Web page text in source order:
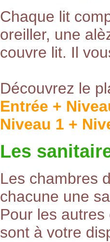
Chaque lit
oreiller, une
couvre lit. Il
Découvrez le
Entrée +
Niveau 1 +
Les
Les chambres
chacune une
Pour les
sont à votre